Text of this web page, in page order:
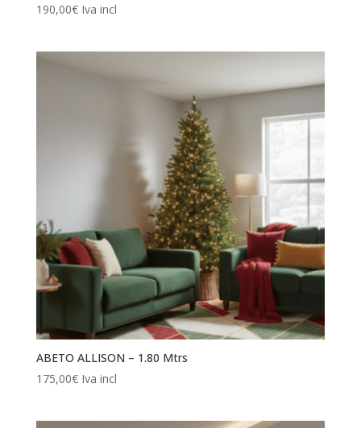
190,00€ Iva incl
ABETO ALLISON – 1.80 Mtrs
175,00€ Iva incl